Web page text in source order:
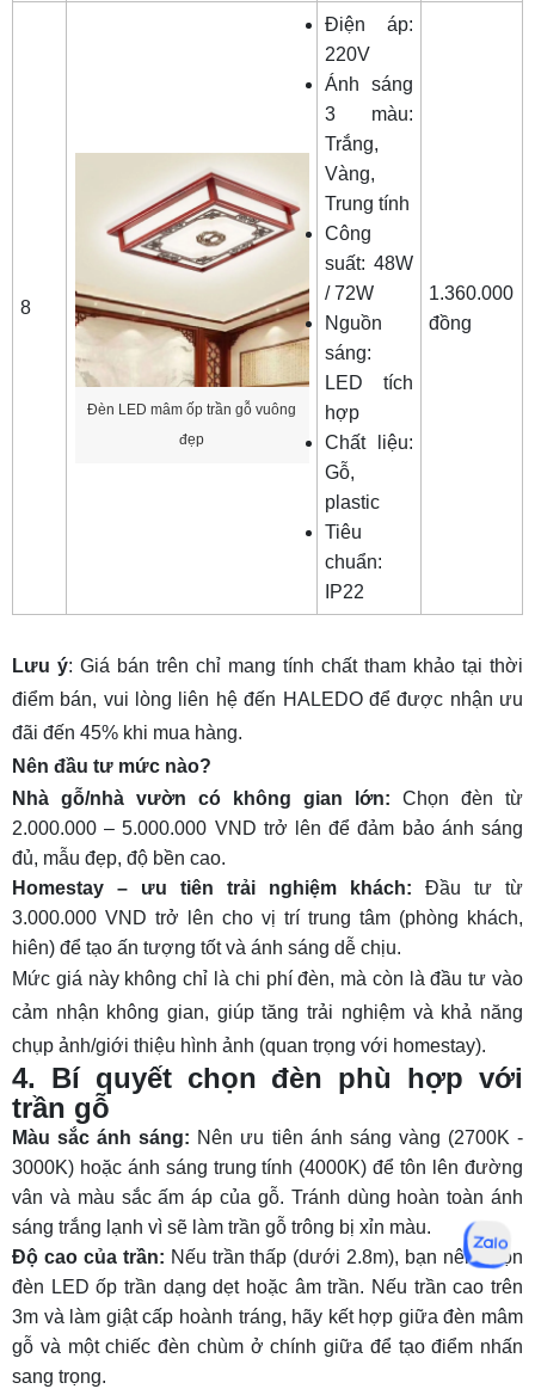
8
Đèn LED mâm ốp trần gỗ vuông
đẹp
Điện áp:
220V
Ánh sáng
3 màu:
Trắng,
Vàng,
Trung tính
Công
suất: 48W
/ 72W
Nguồn
sáng:
LED tích
hợp
Chất liệu:
Gỗ,
plastic
Tiêu
chuẩn:
IP22
1.360.000
đồng
Lưu ý: Giá bán trên chỉ mang tính chất tham khảo tại thời
điểm bán, vui lòng liên hệ đến HALEDO để được nhận ưu
đãi đến 45% khi mua hàng.
Nên đầu tư mức nào?
Nhà gỗ/nhà vườn có không gian lớn: Chọn đèn từ
2.000.000 – 5.000.000 VND trở lên để đảm bảo ánh sáng
đủ, mẫu đẹp, độ bền cao.
Homestay – ưu tiên trải nghiệm khách: Đầu tư từ
3.000.000 VND trở lên cho vị trí trung tâm (phòng khách,
hiên) để tạo ấn tượng tốt và ánh sáng dễ chịu.
Mức giá này không chỉ là chi phí đèn, mà còn là đầu tư vào
cảm nhận không gian, giúp tăng trải nghiệm và khả năng
chụp ảnh/giới thiệu hình ảnh (quan trọng với homestay).
4. Bí quyết chọn đèn phù hợp với
trần gỗ
Màu sắc ánh sáng: Nên ưu tiên ánh sáng vàng (2700K -
3000K) hoặc ánh sáng trung tính (4000K) để tôn lên đường
vân và màu sắc ấm áp của gỗ. Tránh dùng hoàn toàn ánh
sáng trắng lạnh vì sẽ làm trần gỗ trông bị xỉn màu.
Độ cao của trần: Nếu trần thấp (dưới 2.8m), bạn nên chọn
đèn LED ốp trần dạng dẹt hoặc âm trần. Nếu trần cao trên
3m và làm giật cấp hoành tráng, hãy kết hợp giữa đèn mâm
gỗ và một chiếc đèn chùm ở chính giữa để tạo điểm nhấn
sang trọng.